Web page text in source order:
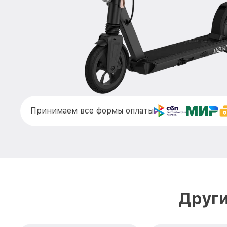
Принимаем все формы оплаты